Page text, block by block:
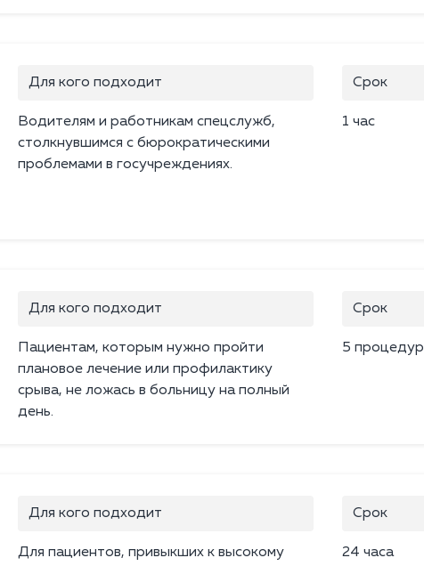
Для кого подходит
Водителям и работникам спецслужб,
столкнувшимся с бюрократическими
проблемами в госучреждениях.
Срок
1 час
Для кого подходит
Пациентам, которым нужно пройти
плановое лечение или профилактику
срыва, не ложась в больницу на полный
день.
Срок
5 процедур
Для кого подходит
Для пациентов, привыкших к высокому
Срок
24 часа